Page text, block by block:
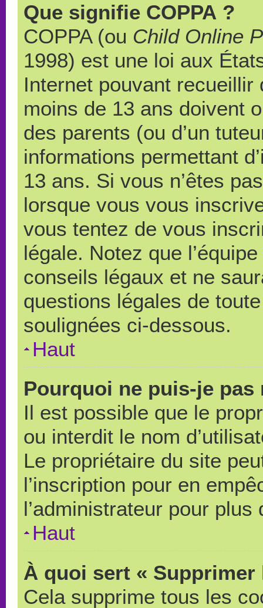
Que signifie COPPA ?
COPPA (ou Child Online
1998) est une loi aux
Internet pouvant
moins de 13 ans doivent
des parents (ou d’un
informations permettant
13 ans. Si vous n’êtes
lorsque vous vous
vous tentez de vous
légale. Notez que
conseils légaux et ne
questions légales de
soulignées ci-dessous.
Haut
Pourquoi ne puis-je pas
Il est possible que le
ou interdit le nom
Le propriétaire du site
l’inscription pour en
l’administrateur pour
Haut
À quoi sert «
Cela supprime tous les